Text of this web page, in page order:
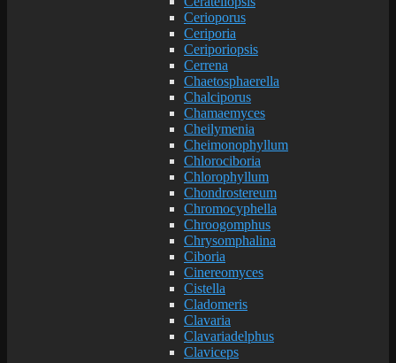
Cerioporus
Ceriporia
Ceriporiopsis
Cerrena
Chaetosphaerella
Chalciporus
Chamaemyces
Cheilymenia
Cheimonophyllum
Chlorociboria
Chlorophyllum
Chondrostereum
Chromocyphella
Chroogomphus
Chrysomphalina
Ciboria
Cinereomyces
Cistella
Cladomeris
Clavaria
Clavariadelphus
Claviceps